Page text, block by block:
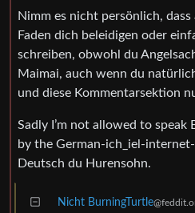
Nimm es nicht persönlich,
Faden dich beleidigen oder
schreiben, obwohl du
Maimai, auch wenn du
und diese Kommentarsektion
Sadly I’m not allowed to speak
by the German-ich_iel-
Deutsch du Hurensohn.
Nicht BurningTurtle